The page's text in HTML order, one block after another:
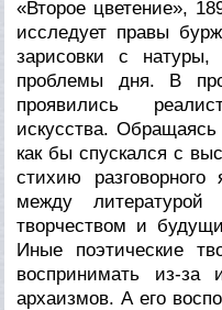
«Второе цветение»,
исследует правы
зарисовки с натуры,
проблемы дня. В
проявились
искусства.
как бы спускался с
стихию
между
творчеством и
Иные поэтические
воспринимать из-за
архаизмов. А его